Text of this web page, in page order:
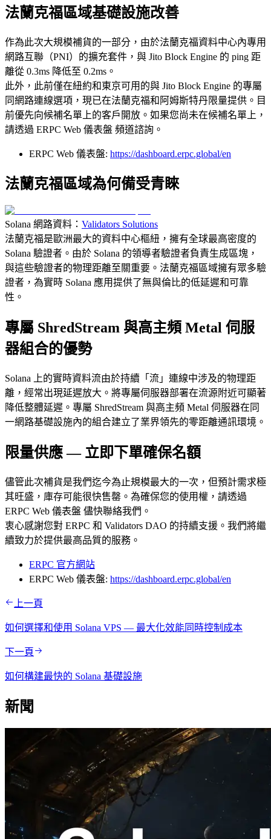
法蘭克福區域基礎設施改善
作為此次大規模補貨的一部分，由於法蘭克福資料中心內專用
網路互聯（PNI）的擴充套件，與 Jito Block Engine 的 ping 距
離從 0.3ms 降低至 0.2ms。
此外，此前僅在紐約和東京可用的與 Jito Block Engine 的專屬
同網路連線選項，現已在法蘭克福和阿姆斯特丹限量提供。目
前優先向候補名單上的客戶開放。如果您尚未在候補名單上，
請透過 ERPC Web 儀表盤 頻道諮詢。
ERPC Web 儀表盤: https://dashboard.erpc.global/en
法蘭克福區域為何備受青睞
Solana 網路資料： Validators Solutions
法蘭克福是歐洲最大的資料中心樞紐，擁有全球最高密度的
Solana 驗證者。由於 Solana 的領導者驗證者負責生成區塊，
與這些驗證者的物理距離至關重要。法蘭克福區域擁有眾多驗
證者，為實時 Solana 應用提供了無與倫比的低延遲和可靠
性。
專屬 ShredStream 與高主頻 Metal 伺服
器組合的優勢
Solana 上的實時資料流由於持續「流」連線中涉及的物理距
離，經常出現延遲放大。將專屬伺服器部署在流源附近可顯著
降低整體延遲。專屬 ShredStream 與高主頻 Metal 伺服器在同
一網路基礎設施內的組合建立了業界領先的零距離通訊環境。
限量供應 — 立即下單確保名額
儘管此次補貨是我們迄今為止規模最大的一次，但預計需求極
其旺盛，庫存可能很快售罄。為確保您的使用權，請透過
ERPC Web 儀表盤 儘快聯絡我們。
衷心感謝您對 ERPC 和 Validators DAO 的持續支援。我們將繼
續致力於提供最高品質的服務。
ERPC 官方網站
ERPC Web 儀表盤: https://dashboard.erpc.global/en
上一頁
如何選擇和使用 Solana VPS — 最大化效能同時控制成本
下一頁
如何構建最快的 Solana 基礎設施
新聞